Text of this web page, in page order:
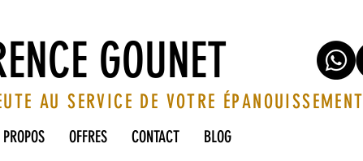
GOUNET
AU SERVICE DE VOTRE ÉPANOUISSEMENT
OFFRES CONTACT BLOG